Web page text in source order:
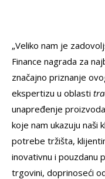
„Veliko nam je
Finance nagrada za
značajno priznanje
ekspertizu u oblasti
unapređenje
koje nam ukazuju naši
potrebe tržišta,
inovativnu i pouzdanu
trgovini, doprinoseći